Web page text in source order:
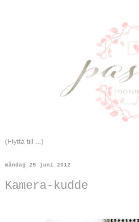
måndag 25 juni 2012
Kamera-kudde